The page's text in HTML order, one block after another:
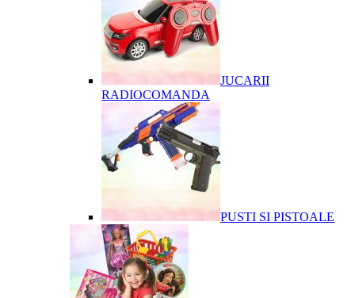
JUCARII
RADIOCOMANDA
PUSTI SI PISTOALE